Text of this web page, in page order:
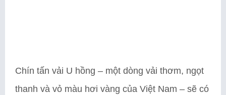
Chín tấn vải U hồng – một dòng vải thơm, ngọt
thanh và vỏ màu hơi vàng của Việt Nam – sẽ có